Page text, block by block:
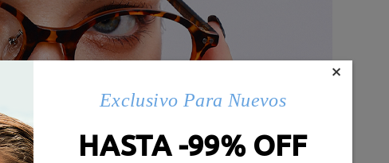
×
Exclusivo Para Nuevos
HASTA -99% OFF